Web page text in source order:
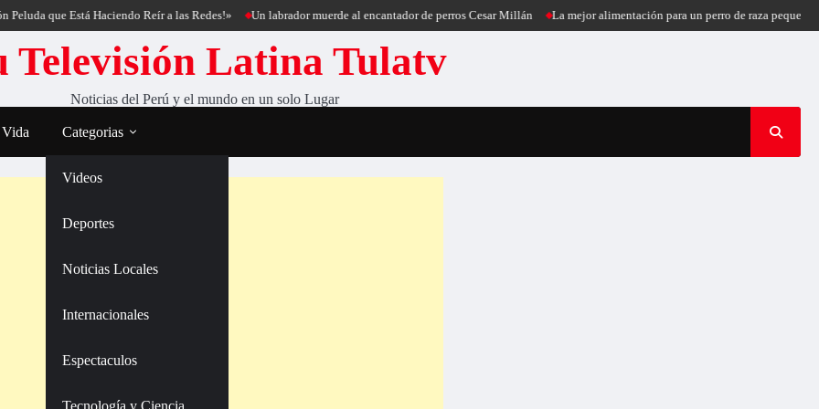
Está Haciendo Reír a las Redes!» Un labrador muerde al encantador de perros Cesar Millán La mejor alimentación para un perro de raza pequeña
Televisión Latina Tulatv
Noticias del Perú y el mundo en un solo Lugar
Categorias
Videos
Deportes
Noticias Locales
Internacionales
Espectaculos
Tecnología y Ciencia